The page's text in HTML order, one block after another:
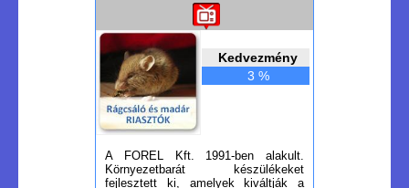
Kedvezmény
3 %
A FOREL Kft. 1991-ben alakult.
Környezetbarát készülékeket
fejlesztett ki, amelyek kiváltják a